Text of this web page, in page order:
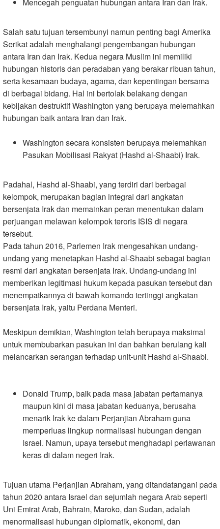
Salah satu tujuan tersembunyi namun penting bagi Amerika
Serikat adalah menghalangi pengembangan hubungan
antara Iran dan Irak. Kedua negara Muslim ini memiliki
hubungan historis dan peradaban yang berakar ribuan tahun,
serta kesamaan budaya, agama, dan kepentingan bersama
di berbagai bidang. Hal ini bertolak belakang dengan
kebijakan destruktif Washington yang berupaya melemahkan
hubungan baik antara Iran dan Irak.
Washington secara konsisten berupaya melemahkan
Pasukan Mobilisasi Rakyat (Hashd al-Shaabi) Irak.
Padahal, Hashd al-Shaabi, yang terdiri dari berbagai
kelompok, merupakan bagian integral dari angkatan
bersenjata Irak dan memainkan peran menentukan dalam
perjuangan melawan kelompok teroris ISIS di negara
tersebut.
Pada tahun 2016, Parlemen Irak mengesahkan undang-
undang yang menetapkan Hashd al-Shaabi sebagai bagian
resmi dari angkatan bersenjata Irak. Undang-undang ini
memberikan legitimasi hukum kepada pasukan tersebut dan
menempatkannya di bawah komando tertinggi angkatan
bersenjata Irak, yaitu Perdana Menteri.
Meskipun demikian, Washington telah berupaya maksimal
untuk membubarkan pasukan ini dan bahkan berulang kali
melancarkan serangan terhadap unit-unit Hashd al-Shaabi.
Donald Trump, baik pada masa jabatan pertamanya
maupun kini di masa jabatan keduanya, berusaha
menarik Irak ke dalam Perjanjian Abraham guna
memperluas lingkup normalisasi hubungan dengan
Israel. Namun, upaya tersebut menghadapi perlawanan
keras di dalam negeri Irak.
Tujuan utama Perjanjian Abraham, yang ditandatangani pada
tahun 2020 antara Israel dan sejumlah negara Arab seperti
Uni Emirat Arab, Bahrain, Maroko, dan Sudan, adalah
menormalisasi hubungan diplomatik, ekonomi, dan